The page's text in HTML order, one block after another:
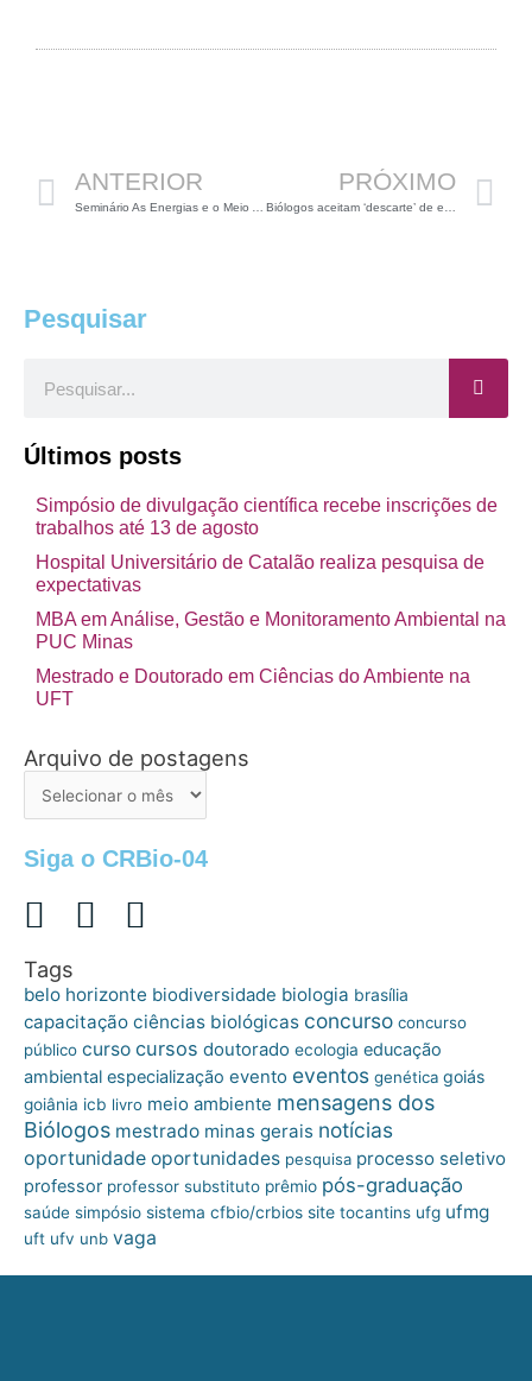
ANTERIOR
Seminário As Energias e o Meio Ambiente
PRÓXIMO
Biólogos aceitam ‘descarte’ de espécies
Pesquisar
Últimos posts
Simpósio de divulgação científica recebe inscrições de
trabalhos até 13 de agosto
Hospital Universitário de Catalão realiza pesquisa de
expectativas
MBA em Análise, Gestão e Monitoramento Ambiental na
PUC Minas
Mestrado e Doutorado em Ciências do Ambiente na
UFT
Arquivo de postagens
Arquivo
Siga o CRBio-04
Tags
belo horizonte biodiversidade biologia brasília
capacitação ciências biológicas concurso concurso
público curso cursos doutorado ecologia educação
ambiental especialização evento eventos genética goiás
goiânia icb livro meio ambiente mensagens dos
Biólogos mestrado minas gerais notícias
oportunidade oportunidades pesquisa processo seletivo
professor professor substituto prêmio pós-graduação
saúde simpósio sistema cfbio/crbios site tocantins ufg ufmg
uft ufv unb vaga